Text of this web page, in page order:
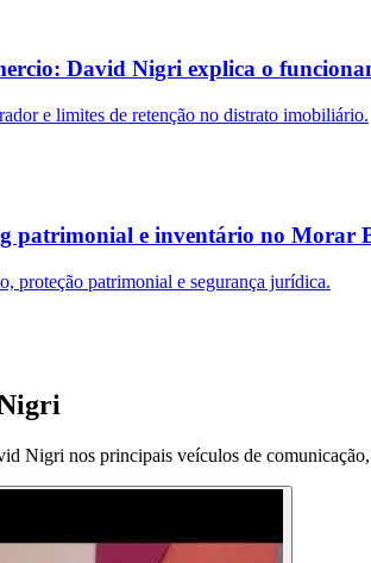
David Nigri explica o
e limites de retenção no distrato imobiliário.
patrimonial e inventário no Morar
proteção patrimonial e segurança jurídica.
Nigri nos principais veículos de